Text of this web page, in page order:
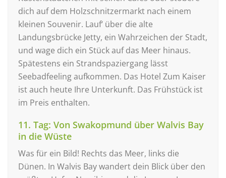
dich auf dem Holzschnitzermarkt nach einem
kleinen Souvenir. Lauf‘ über die alte
Landungsbrücke Jetty, ein Wahrzeichen der Stadt,
und wage dich ein Stück auf das Meer hinaus.
Spätestens ein Strandspaziergang lässt
Seebadfeeling aufkommen. Das Hotel Zum Kaiser
ist auch heute Ihre Unterkunft. Das Frühstück ist
im Preis enthalten.
11. Tag: Von Swakopmund über Walvis Bay
in die Wüste
Was für ein Bild! Rechts das Meer, links die
Dünen. In Walvis Bay wandert dein Blick über den